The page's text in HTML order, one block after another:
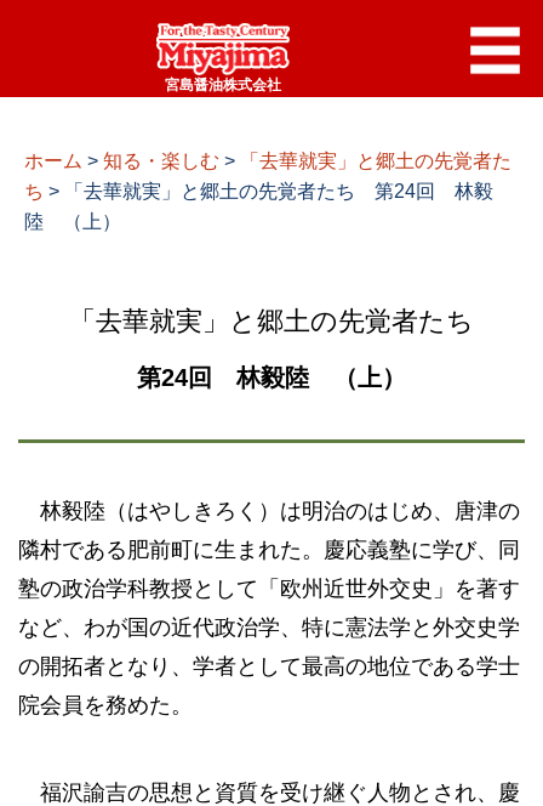
宮島醤油株式会社
ホーム > 知る・楽しむ >
「去華就実」と郷土の先覚者た
ち >
「去華就実」と郷土の先覚者たち 第24回 林毅
陸 （上）
「去華就実」と郷土の先覚者たち
第24回 林毅陸 （上）
林毅陸（はやしきろく）は明治のはじめ、唐津の
隣村である肥前町に生まれた。慶応義塾に学び、同
塾の政治学科教授として「欧州近世外交史」を著す
など、わが国の近代政治学、特に憲法学と外交史学
の開拓者となり、学者として最高の地位である学士
院会員を務めた。
福沢諭吉の思想と資質を受け継ぐ人物とされ、慶